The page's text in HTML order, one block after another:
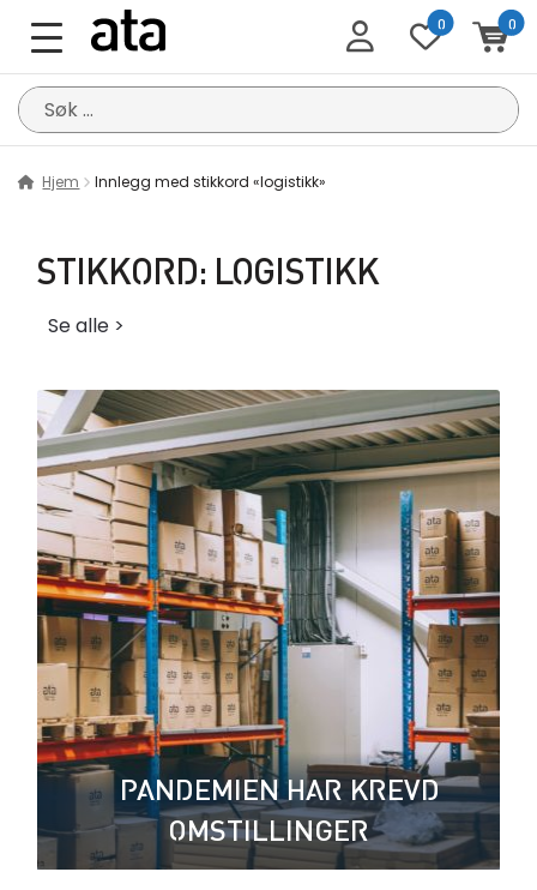
0 0
Søk
etter:
Hjem Innlegg med stikkord «logistikk»
STIKKORD: LOGISTIKK
Se alle >
– PANDEMIEN HAR KREVD
OMSTILLINGER